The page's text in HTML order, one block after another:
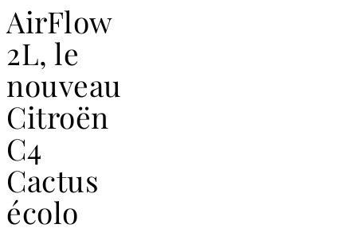
AirFlow
2L, le
nouveau
Citroën
C4
Cactus
écolo